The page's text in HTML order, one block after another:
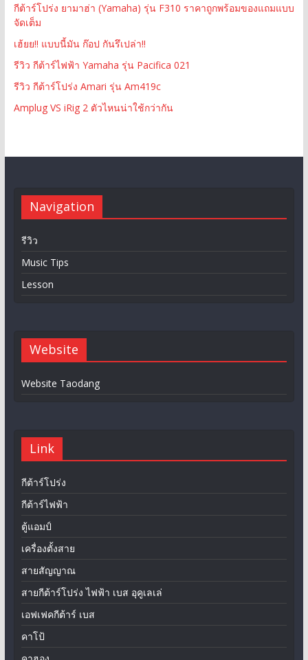
กีต้าร์โปร่ง ยามาฮ่า (Yamaha) รุ่น F310 ราคาถูกพร้อมของแถมแบบ
จัดเต็ม
เฮ้ยย!! แบบนี้มัน ก๊อป กันรึเปล่า!!
รีวิว กีต้าร์ไฟฟ้า Yamaha รุ่น Pacifica 021
รีวิว กีต้าร์โปร่ง Amari รุ่น Am419c
Amplug VS iRig 2 ตัวไหนน่าใช้กว่ากัน
Navigation
รีวิว
Music Tips
Lesson
Website
Website Taodang
Link
กีต้าร์โปร่ง
กีต้าร์ไฟฟ้า
ตู้แอมป์
เครื่องตั้งสาย
สายสัญญาณ
สายกีต้าร์โปร่ง ไฟฟ้า เบส อุคูเลเล่
เอฟเฟคกีต้าร์ เบส
คาโป้